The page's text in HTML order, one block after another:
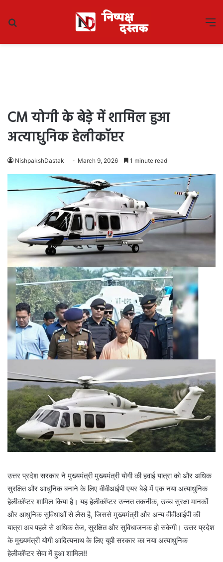
CM योगी के बेड़े में शामिल हुआ
अत्याधुनिक हेलीकॉप्टर
NishpakshDastak March 9, 2026 1 minute read
उत्तर प्रदेश सरकार ने मुख्यमंत्री मुख्यमंत्री योगी की हवाई यात्रा को और अधिक
सुरक्षित और आधुनिक बनाने के लिए वीवीआईपी एयर बेड़े में एक नया अत्याधुनिक
हेलीकॉप्टर शामिल किया है। यह हेलीकॉप्टर उन्नत तकनीक, उच्च सुरक्षा मानकों
और आधुनिक सुविधाओं से लैस है, जिससे मुख्यमंत्री और अन्य वीवीआईपी की
यात्रा अब पहले से अधिक तेज, सुरक्षित और सुविधाजनक हो सकेगी। उत्तर प्रदेश
के मुख्यमंत्री योगी आदित्यनाथ के लिए यूपी सरकार का नया अत्याधुनिक
हेलीकॉप्टर सेवा में हुआ शामिल!!